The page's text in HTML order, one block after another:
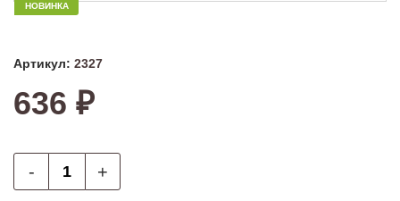
НОВИНКА
Артикул: 2327
636 ₽
- +